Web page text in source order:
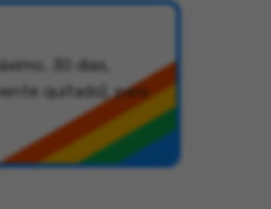
30 dias,
quitado), para